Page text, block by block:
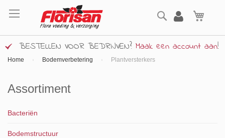
naar
inhoud
Zoek
BESTELLEN VOOR BEDRIJVEN? Maak een account aan!
Home Bodemverbetering Plantversterkers
Assortiment
Bacteriën
Bodemstructuur